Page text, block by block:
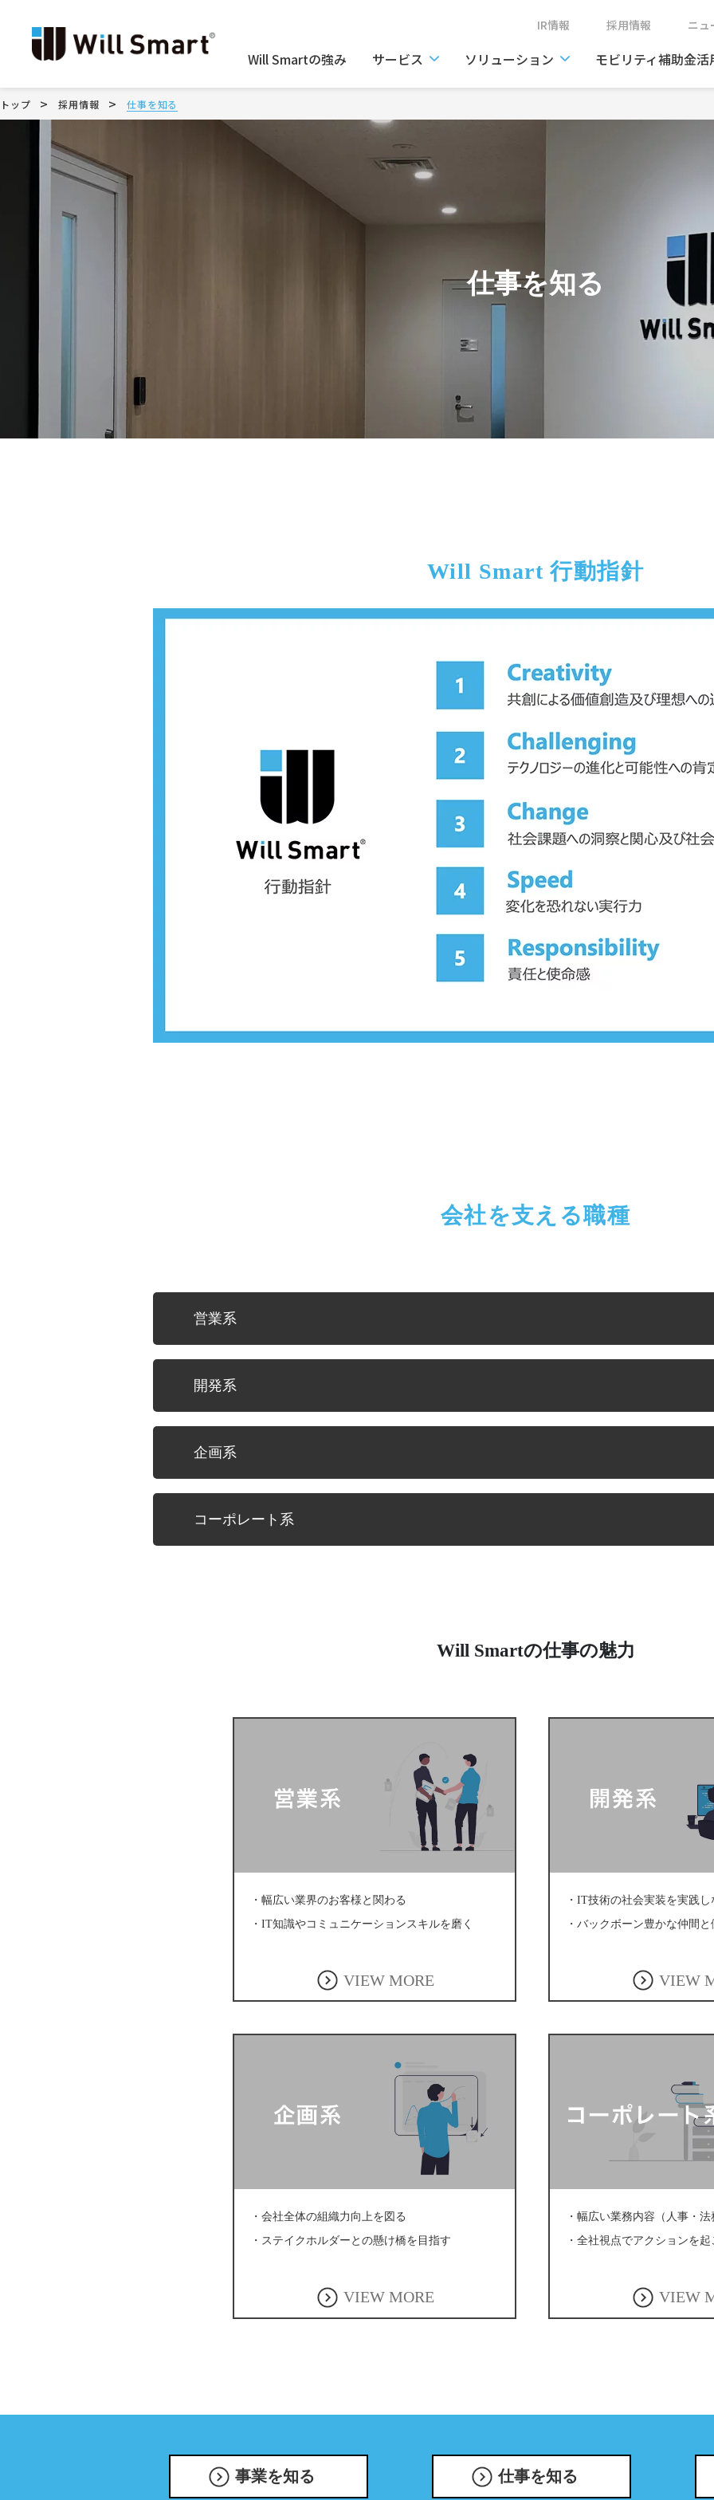
IR情報 採用情報 ニ
Will Smartの強み サービス ソリューション モビリティ補助金活
トップ > 採用情報 > 仕事を知る
仕事を知る
Will Smart 行動指針
会社を支える職種
営業系
営業系の仕事の魅力
・カスタマーサクセス
開発系
開発系の仕事の魅力
・システムエンジニア
・PMO
企画系
企画系の仕事の魅力
コーポレート系
Will Smartの仕事の魅力
・幅広い業界のお客様と関わる
・IT知識やコミュニケーションスキルを磨く
VIEW MORE
・IT技術の社会実装を実践
・バックボーン豊かな仲間と
VIEW
・会社全体の組織⼒向上を図る
・ステイクホルダーとの懸け橋を⽬指す
VIEW MORE
・幅広い業務内容（⼈事・法
・全社視点でアクションを
VIEW
事業を知る 仕事を知る